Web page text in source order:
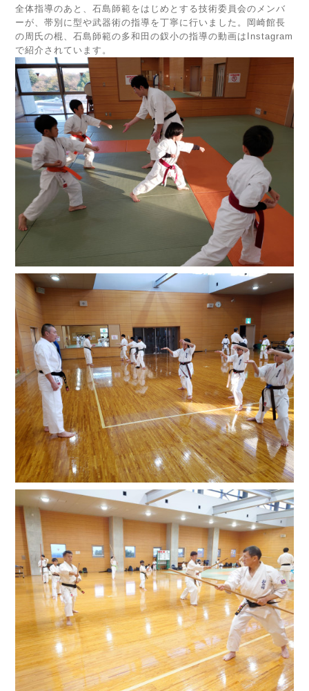
全体指導のあと、石島師範をはじめとする技術委員会のメンバ
ーが、帯別に型や武器術の指導を丁寧に行いました。岡崎館長
の周氏の棍、石島師範の多和田の釵小の指導の動画はInstagram
で紹介されています。